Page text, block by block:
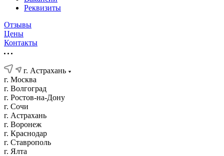
Реквизиты
Отзывы
Цены
Контакты
г. Астрахань
г. Москва
г. Волгоград
г. Ростов-на-Дону
г. Сочи
г. Астрахань
г. Воронеж
г. Краснодар
г. Ставрополь
г. Ялта